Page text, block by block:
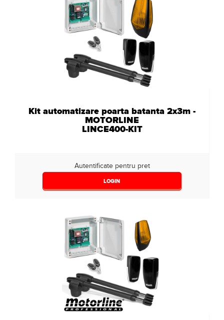
Kit automatizare poarta batanta 2x3m -
MOTORLINE
LINCE400-KIT
Autentificate pentru pret
LOGIN